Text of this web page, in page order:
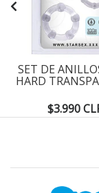
SET DE
HARD
$3.990